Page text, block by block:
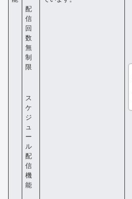
配
信
回
数
無
制
限
ス
ケ
ジ
ュ
ー
ル
配
信
機
能